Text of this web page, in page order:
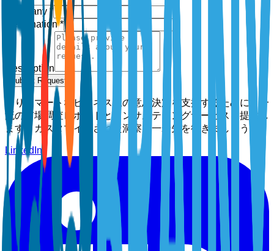
Company *
Designation *
Description
Submit Request
よりスマートなビジネス上の意思決定を支援するために、一
流の市場調査レポートとコンサルティングサービスを提供し
ます。カスタマイズされた洞察で一歩先を行きましょう。
LinkedIn